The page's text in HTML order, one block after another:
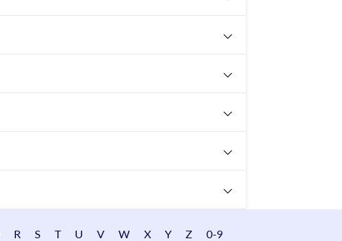
R S T U V W X Y Z 0-9